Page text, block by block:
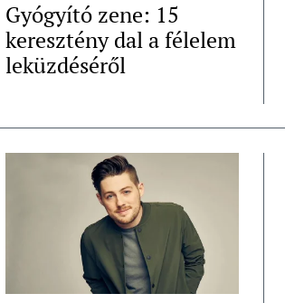
Gyógyító zene: 15
keresztény dal a félelem
leküzdéséről